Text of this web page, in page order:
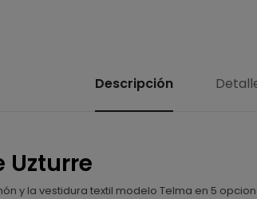
Descripción
Uzturre
y la vestidura textil modelo Telma en 5